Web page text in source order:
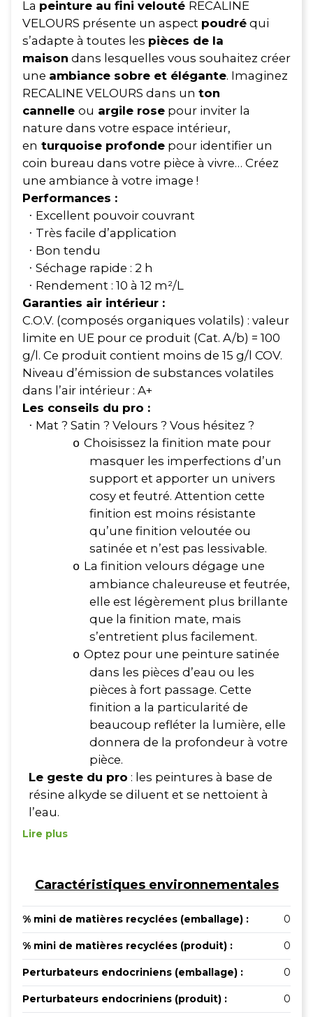
La peinture au fini velouté RECALINE
VELOURS présente un aspect poudré qui
s’adapte à toutes les pièces de la
maison dans lesquelles vous souhaitez créer
une ambiance sobre et élégante. Imaginez
RECALINE VELOURS dans un ton
cannelle ou argile rose pour inviter la
nature dans votre espace intérieur,
en turquoise profonde pour identifier un
coin bureau dans votre pièce à vivre… Créez
une ambiance à votre image !
Performances :
· Excellent pouvoir couvrant
· Très facile d’application
· Bon tendu
·Séchage rapide : 2 h
· Rendement : 10 à 12 m²/L
Garanties air intérieur :
C.O.V. (composés organiques volatils) : valeur
limite en UE pour ce produit (Cat. A/b) = 100
g/l. Ce produit contient moins de 15 g/l COV.
Niveau d’émission de substances volatiles
dans l’air intérieur : A+
Les conseils du pro :
· Mat ? Satin ? Velours ? Vous hésitez ?
o Choisissez la finition mate pour
masquer les imperfections d’un
support et apporter un univers
cosy et feutré. Attention cette
finition est moins résistante
qu’une finition veloutée ou
satinée et n’est pas lessivable.
o La finition velours dégage une
ambiance chaleureuse et feutrée,
elle est légèrement plus brillante
que la finition mate, mais
s’entretient plus facilement.
o Optez pour une peinture satinée
dans les pièces d’eau ou les
pièces à fort passage. Cette
finition a la particularité de
beaucoup refléter la lumière, elle
donnera de la profondeur à votre
pièce.
Le geste du pro : les peintures à base de
résine alkyde se diluent et se nettoient à
l’eau.
Lire plus
Caractéristiques environnementales
% mini de matières recyclées (emballage) : 0
% mini de matières recyclées (produit) : 0
Perturbateurs endocriniens (emballage) : 0
Perturbateurs endocriniens (produit) : 0